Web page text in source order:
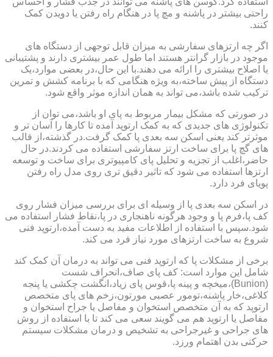
راحتی بیشتر در پاشنه و مچ پا در هنگام راه رفتن یا دویدن کمک
کنند.
اگر چه ارتزهای سفارشی به میزان قابل توجهی از دستگاه های
موجود در بازار گرانتر هستند اما طول عمر بیشتری دارند و پشتیبانی
یا اصلاح بیشتری را ارائه می دهند.با این حال،در بعضی موارد،یک
دستگاه از پیش ساخته،به ویژه هنگامی که با برنامه کشش و تمرین
ترکیب شده باشد،می تواند به همان اندازه موثر واقع شود.
در صورتی که مشکل بیمار مربوط به پای او باشد،می توان از
تکنولوژی های جدیدی که به کمک ارتوپد آمده تا کارها را آسان تر و
موثرتر کند یعنی اسکن سه بعدی پا کمک گرفت.در گذشته،از قالب
های گچ پا برای ساخت ارتز سفارشی استفاده می کردند.در حال
حاضر،اغلب از تجزیه و تحلیل پای کامپیوتری برای ساخت و توسعه
ارتزها استفاده می شود که تاثیر دقیق تری روی مدل راه رفتن
پویای فرد دارد.
در اسکن سه بعدی پا از وسیله ای برای بررسی میزان فشار روی
کف پا،فرم پا و وجود هرگونه ناهنجاری در پا،نقاط فشار استفاده می
شود.سپس با استفاده از اطلاعات مفید به دست آمده،ارتوپد فنی
شروع به ساخت ارتزهای مورد نیاز فرد می کند.
برخی از مشکلات پا که ارتوپد فنی می تواند به درمان آن کمک کند
شامل این موارد است: کف پای صاف،انحراف شست
(Bunion)،میخچه و پینه پا،قوس پای زیاد،انگشت چکشی یا پنجه
کلاغی،خار پاشنه،تومور عصبی مورتون،زخم های پای متخصص
ارتوپد که به آن متخصص استخوان و مفاصل یا جراح استخوان و
مفاصل یا ارتوپد هم می گویند سعی می کند تا با استفاده از روش
های جراحی و غیرجراحی به تشخیص و درمان مشکلات سیستم
حرکتی بدن اهتمام ورزد.